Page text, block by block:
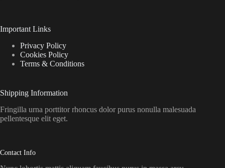
Important Links
Privacy Policy
Cookies Policy
Terms & Conditions
Shipping Information
Fringilla urna porttitor rhoncus dolor purus nonulla malesuada
pellentesque elit eget.
Contact Info